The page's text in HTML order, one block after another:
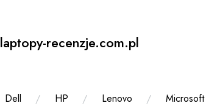
laptopy-recenzje.com.pl
Dell HP Lenovo Microsoft